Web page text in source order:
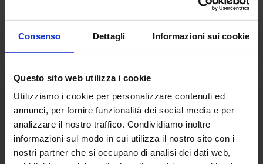
Consenso Dettagli Informazioni sui cookie
Questo sito web utilizza i cookie
Utilizziamo i cookie per personalizzare contenuti ed
annunci, per fornire funzionalità dei social media e per
analizzare il nostro traffico. Condividiamo inoltre
informazioni sul modo in cui utilizza il nostro sito con i
nostri partner che si occupano di analisi dei dati web,
7
8
9
10 last_page
Autorizzazione allo svolgimento di una
Trattativa diretta (TD) sulla piattaforma
telematica TuttoGare, ai sensi dell’art. 50,